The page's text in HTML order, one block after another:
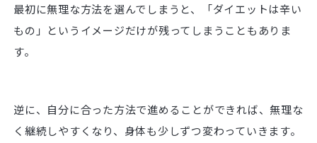
最初に無理な方法を選んでしまうと、「ダイエットは辛い
もの」というイメージだけが残ってしまうこともありま
す。
逆に、自分に合った方法で進めることができれば、無理な
く継続しやすくなり、身体も少しずつ変わっていきます。